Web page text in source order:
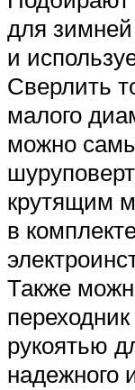
для
и
Сверлить
малого
можно
крутящим
в
Также
рукоятью
надежного